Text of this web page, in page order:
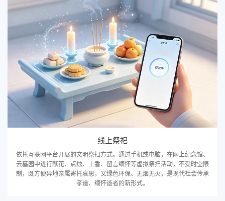
线上祭祀
依托互联网平台开展的文明祭扫方式。通过手机或电脑，在网上纪念馆、
云墓园中进行献花、点烛、上香、留言缅怀等虚拟祭扫活动，不受时空限
制，既方便异地亲属寄托哀思，又绿色环保、无烟无火，是现代社会传承
孝道、缅怀逝者的新形式。